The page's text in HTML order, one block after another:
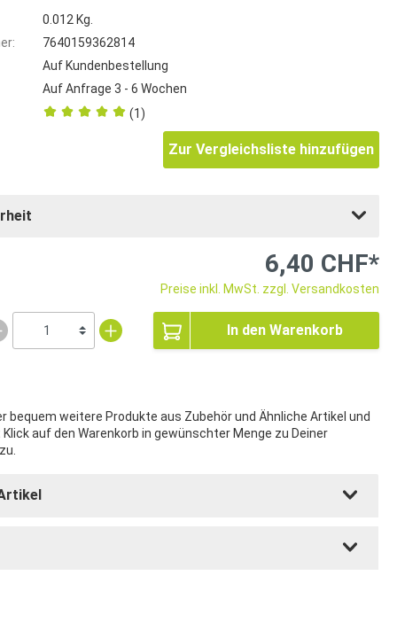
0.012 Kg.
7640159362814
Auf Kundenbestellung
Auf Anfrage 3 - 6 Wochen
(1)
Zur Vergleichsliste hinzufügen
6,40 CHF*
Preise inkl. MwSt. zzgl. Versandkosten
In den Warenkorb
bequem weitere Produkte aus Zubehör und Ähnliche Artikel und
auf den Warenkorb in gewünschter Menge zu Deiner